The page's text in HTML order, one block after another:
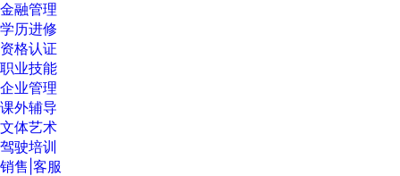
金融管理
学历进修
资格认证
职业技能
企业管理
课外辅导
文体艺术
驾驶培训
销售|客服